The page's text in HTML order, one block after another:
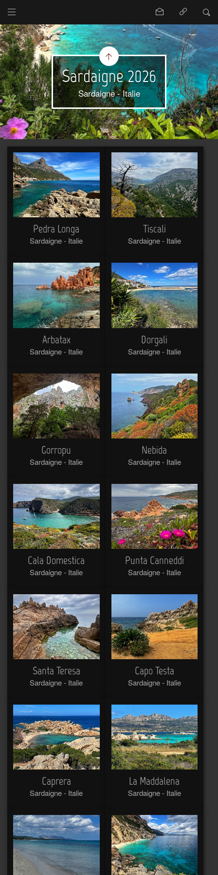
Sardaigne 2026
Sardaigne - Italie
Pedra Longa
Sardaigne - Italie
Tiscali
Sardaigne - Italie
Arbatax
Sardaigne - Italie
Dorgali
Sardaigne - Italie
Gorropu
Sardaigne - Italie
Nebida
Sardaigne - Italie
Cala Domestica
Sardaigne - Italie
Punta Canneddi
Sardaigne - Italie
Santa Teresa
Sardaigne - Italie
Capo Testa
Sardaigne - Italie
Caprera
Sardaigne - Italie
La Maddalena
Sardaigne - Italie